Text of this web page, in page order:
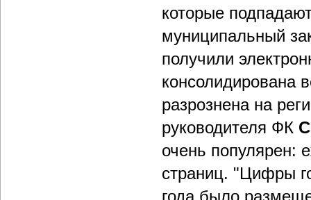
которые
муниципальный
получили
консолидирована
разрознена на
руководителя ФК
очень популярен:
страниц. "Цифры
года было